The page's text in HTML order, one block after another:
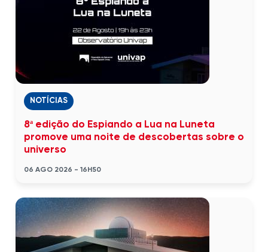
NOTÍCIAS
8ª edição do Espiando a Lua na Luneta
promove uma noite de descobertas sobre o
universo
06 AGO 2026 - 16H50